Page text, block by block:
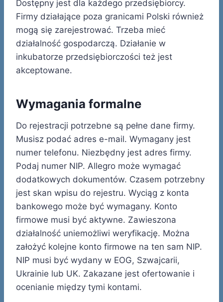
Dostępny jest dla każdego przedsiębiorcy.
Firmy działające poza granicami Polski również
mogą się zarejestrować. Trzeba mieć
działalność gospodarczą. Działanie w
inkubatorze przedsiębiorczości też jest
akceptowane.
Wymagania formalne
Do rejestracji potrzebne są pełne dane firmy.
Musisz podać adres e-mail. Wymagany jest
numer telefonu. Niezbędny jest adres firmy.
Podaj numer NIP. Allegro może wymagać
dodatkowych dokumentów. Czasem potrzebny
jest skan wpisu do rejestru. Wyciąg z konta
bankowego może być wymagany. Konto
firmowe musi być aktywne. Zawieszona
działalność uniemożliwi weryfikację. Można
założyć kolejne konto firmowe na ten sam NIP.
NIP musi być wydany w EOG, Szwajcarii,
Ukrainie lub UK. Zakazane jest ofertowanie i
ocenianie między tymi kontami.